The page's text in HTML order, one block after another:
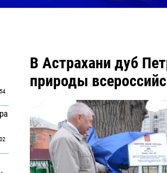
54
В Астрахани дуб
природы